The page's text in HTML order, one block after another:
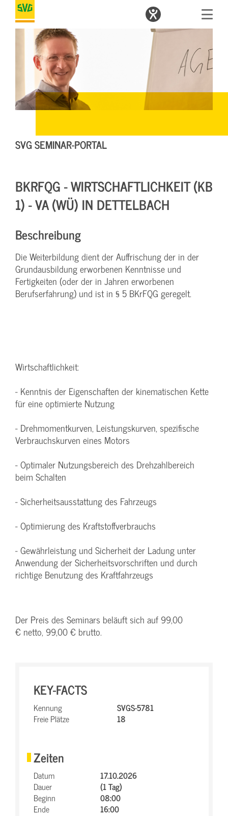
SVG SEMINAR-PORTAL
BKRFQG - WIRTSCHAFTLICHKEIT (KB
1) - VA (WÜ) IN DETTELBACH
Beschreibung
Die Weiterbildung dient der Auffrischung der in der
Grundausbildung erworbenen Kenntnisse und
Fertigkeiten (oder der in Jahren erworbenen
Berufserfahrung) und ist in § 5 BKrFQG geregelt.
Wirtschaftlichkeit:
- Kenntnis der Eigenschaften der kinematischen Kette
für eine optimierte Nutzung
- Drehmomentkurven, Leistungskurven, spezifische
Verbrauchskurven eines Motors
- Optimaler Nutzungsbereich des Drehzahlbereich
beim Schalten
- Sicherheitsausstattung des Fahrzeugs
- Optimierung des Kraftstoffverbrauchs
- Gewährleistung und Sicherheit der Ladung unter
Anwendung der Sicherheitsvorschriften und durch
richtige Benutzung des Kraftfahrzeugs
Der Preis des Seminars beläuft sich auf 99,00
€ netto, 99,00 € brutto.
KEY-FACTS
Kennung
SVGS-5781
Freie Plätze
18
Zeiten
Datum
17.10.2026
Dauer
(1 Tag)
Beginn
08:00
Ende
16:00